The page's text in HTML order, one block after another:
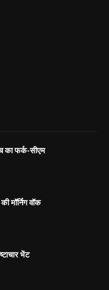
का फर्क-सीएम
मॉर्निग वॉक
भेंट